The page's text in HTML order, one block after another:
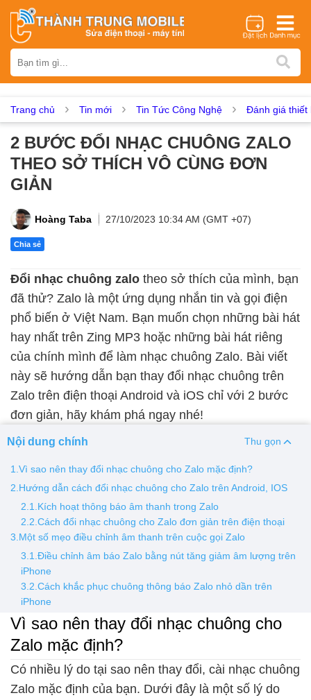
iPhone Samsung Oppo Xiaomi Realme Vivo
Asus Sony Vertu LG Tecno
Dịch vụ sửa chữa
Thay mic Thay rung Thay main Unlock - Mở Khoá
Màn hình Realme
Màn hình Vsmart Màn hình Google Pixel
Thay pin
Pin iPhone Pin Samsumg Pin Oppo Pin Xiaomi
Pin Realme
Thay vỏ
Trang chủ Tin mới Tin Tức Công Nghệ Đánh giá thiết
2 BƯỚC ĐỔI NHẠC CHUÔNG ZALO
THEO SỞ THÍCH VÔ CÙNG ĐƠN
GIẢN
Hoàng Taba 27/10/2023 10:34 AM (GMT +07)
Chia sẻ
Đổi nhạc chuông zalo theo sở thích của mình, bạn
đã thử? Zalo là một ứng dụng nhắn tin và gọi điện
phổ biến ở Việt Nam. Bạn muốn chọn những bài hát
hay nhất trên Zing MP3 hoặc những bài hát riêng
của chính mình để làm nhạc chuông Zalo. Bài viết
này sẽ hướng dẫn bạn thay đổi nhạc chuông trên
Zalo trên điện thoại Android và iOS chỉ với 2 bước
đơn giản, hãy khám phá ngay nhé!
Nội dung chính Thu gọn
1.Vì sao nên thay đổi nhạc chuông cho Zalo mặc định?
2.Hướng dẫn cách đổi nhạc chuông cho Zalo trên Android, IOS
2.1.Kích hoạt thông báo âm thanh trong Zalo
2.2.Cách đổi nhạc chuông cho Zalo đơn giản trên điện thoại
3.Một số mẹo điều chỉnh âm thanh trên cuộc gọi Zalo
3.1.Điều chỉnh âm báo Zalo bằng nút tăng giảm âm lượng trên
iPhone
3.2.Cách khắc phục chuông thông báo Zalo nhỏ dần trên
iPhone
Vì sao nên thay đổi nhạc chuông cho
Zalo mặc định?
Có nhiều lý do tại sao nên thay đổi, cài nhạc chuông
Zalo mặc định của bạn. Dưới đây là một số lý do